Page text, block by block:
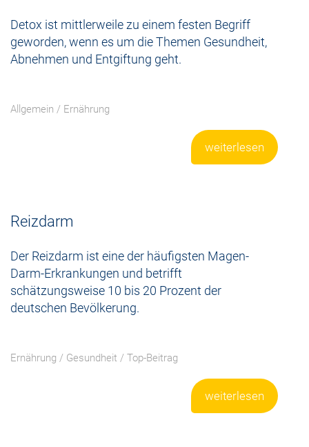
Detox ist mittlerweile zu einem festen Begriff
geworden, wenn es um die Themen Gesundheit,
Abnehmen und Entgiftung geht.
Allgemein / Ernährung
weiterlesen
Reizdarm
Der Reizdarm ist eine der häufigsten Magen-
Darm-Erkrankungen und betrifft
schätzungsweise 10 bis 20 Prozent der
deutschen Bevölkerung.
Ernährung / Gesundheit / Top-Beitrag
weiterlesen